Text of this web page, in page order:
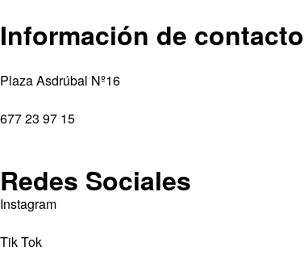
Información de contacto
Plaza Asdrúbal Nº16
677 23 97 15
Redes Sociales
Instagram
Tik Tok